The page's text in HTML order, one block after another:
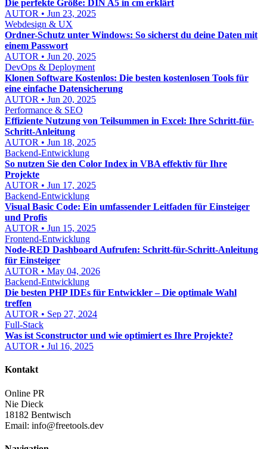
Die perfekte Größe: DIN A5 in cm erklärt
AUTOR • Jun 23, 2025
Webdesign & UX
Ordner-Schutz unter Windows: So sicherst du deine Daten mit
einem Passwort
AUTOR • Jun 20, 2025
DevOps & Deployment
Klonen Software Kostenlos: Die besten kostenlosen Tools für
eine einfache Datensicherung
AUTOR • Jun 20, 2025
Performance & SEO
Effiziente Nutzung von Teilsummen in Excel: Ihre Schritt-für-
Schritt-Anleitung
AUTOR • Jun 18, 2025
Backend-Entwicklung
So nutzen Sie den Color Index in VBA effektiv für Ihre
Projekte
AUTOR • Jun 17, 2025
Backend-Entwicklung
Visual Basic Code: Ein umfassender Leitfaden für Einsteiger
und Profis
AUTOR • Jun 15, 2025
Frontend-Entwicklung
Node-RED Dashboard Aufrufen: Schritt-für-Schritt-Anleitung
für Einsteiger
AUTOR • May 04, 2026
Backend-Entwicklung
Die besten PHP IDEs für Entwickler – Die optimale Wahl
treffen
AUTOR • Sep 27, 2024
Full-Stack
Was ist Sconstructor und wie optimiert es Ihre Projekte?
AUTOR • Jul 16, 2025
Kontakt
Online PR
Nie Dieck
18182 Bentwisch
Email: info@freetools.dev